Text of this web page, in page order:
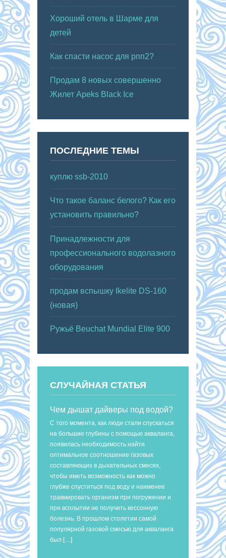
Хороший отель в Шарме для
детей
Как спасти насос для рпп2?
Продам 8 новых совершенно
Жилет Apeks Black Ice
ПОСЛЕДНИЕ ТЕМЫ
куплю ssb-2010
Что такое баланс белого? Как его
установить правильно?
Принадлежности для
профессионального водолазного
оборудования
продам вспышку Ikelite DS-160
(новая)
Ружьё Beuchat Mundial Elite 900
СЛУЧАЙНАЯ СТАТЬЯ
Чем дышат дайверы под водой?
С того момента, как люди стали спускаться
на большие глубины с помощью акваланга,
появилась необходимость найти
оптимальное соотношение газовых
составляющих в дыхательных смесях,
чтобы иметь возможность как можно
глубже спуститься под воду и наименее
травмировать организм при погружении и
при всплытии не получить кессонную
болезнь. В прошлом столетии самой
популярной газовой смесью для акваланга
был […]